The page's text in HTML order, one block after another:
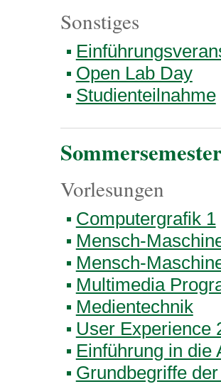
Sonstiges
Open Lab Day
Studienteilnahme
Vorlesungen
Computergrafik 1
Mensch-
Mensch-
Multimedia
Medientechnik
User Experience
Einführung in die
Grundbegriffe